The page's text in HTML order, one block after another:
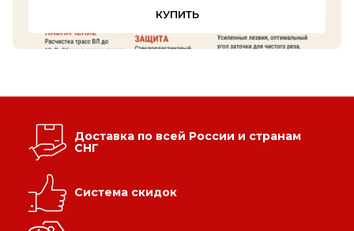
КУПИТЬ
Доставка по всей России и странам
СНГ
Система скидок